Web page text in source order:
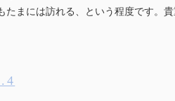
たまには訪れる、という程度です。